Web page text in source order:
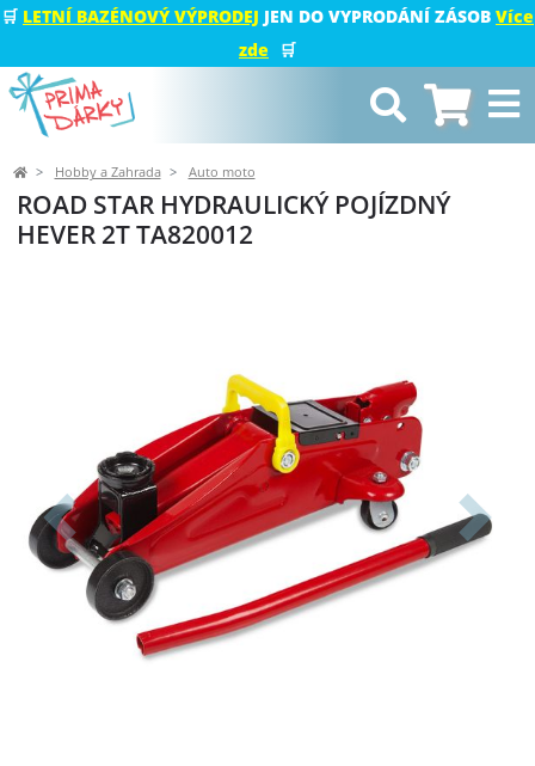
🛒 LETNÍ BAZÉNOVÝ VÝPRODEJ JEN DO VYPRODÁNÍ ZÁSOB Více
zde
🛒
Hobby a Zahrada Auto moto
ROAD STAR HYDRAULICKÝ POJÍZDNÝ
HEVER 2T TA820012
Předchozí Další